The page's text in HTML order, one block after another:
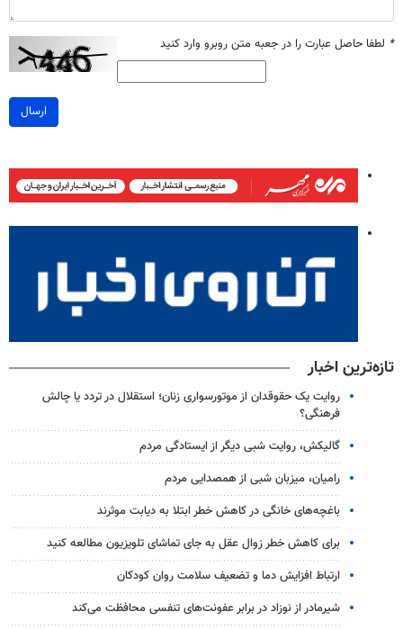
* لطفا حاصل عبارت را در جعبه متن روبرو وارد کنید
ارسال
تازه‌ترین اخبار
روایت یک حقوقدان از موتورسواری زنان؛ استقلال در تردد یا چالش
فرهنگی؟
گالیکش، روایت شبی دیگر از ایستادگی مردم
رامیان، میزبان شبی از همصدایی مردم
باغچه‌های خانگی در کاهش خطر ابتلا به دیابت موثرند
برای کاهش خطر زوال عقل به جای تماشای تلویزیون مطالعه کنید
ارتباط افزایش دما و تضعیف سلامت روان کودکان
شیرمادر از نوزاد در برابر عفونت‌های تنفسی محافظت می‌کند